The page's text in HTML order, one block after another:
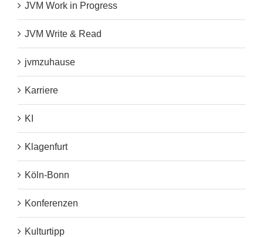
JVM Work in Progress
JVM Write & Read
jvmzuhause
Karriere
KI
Klagenfurt
Köln-Bonn
Konferenzen
Kulturtipp